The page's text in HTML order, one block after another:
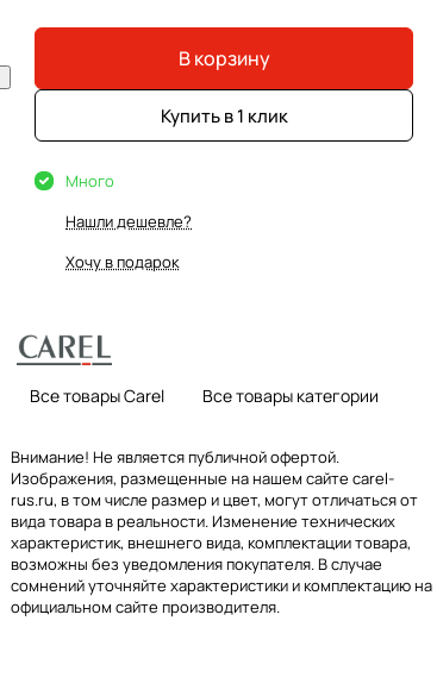
В корзину
Купить в 1 клик
Много
Нашли дешевле?
Хочу в подарок
Все товары Carel Все товары категории
Внимание! Не является публичной офертой.
Изображения, размещенные на нашем сайте carel-
rus.ru, в том числе размер и цвет, могут отличаться от
вида товара в реальности. Изменение технических
характеристик, внешнего вида, комплектации товара,
возможны без уведомления покупателя. В случае
сомнений уточняйте характеристики и комплектацию на
официальном сайте производителя.